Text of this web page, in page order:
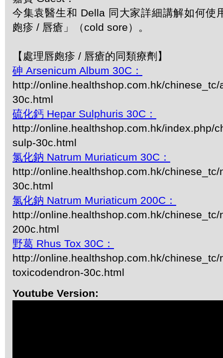
今集袁醫生和 Della 同大家詳細講解如何使
皰疹 / 唇瘡」（cold sore）。
【處理唇皰疹 / 唇瘡的同類療劑】
砷 Arsenicum Album 30C：
http://online.healthshop.com.hk/
30c.html
硫化鈣 Hepar Sulphuris 30C：
http://online.healthshop.com.hk/index.php/
sulp-30c.html
氯化鈉 Natrum Muriaticum 30C：
http://online.healthshop.com.hk/
30c.html
氯化鈉 Natrum Muriaticum 200C：
http://online.healthshop.com.hk/
200c.html
野葛 Rhus Tox 30C：
http://online.healthshop.com.hk/chinese_tc/
toxicodendron-30c.html
Youtube Version: